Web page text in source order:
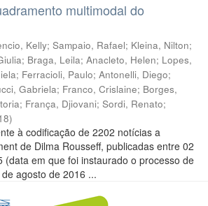
multimodal do
Kelly; Sampaio, Rafael; Kleina, Nilton;
; Braga, Leila; Anacleto, Helen; Lopes,
; Ferracioli, Paulo; Antonelli, Diego;
Gabriela; Franco, Crislaine; Borges,
; França, Djiovani; Sordi, Renato;
)
à codificação de 2202 notícias a
de Dilma Rousseff, publicadas entre 02
(data em que foi instaurado o processo de
agosto de 2016 ...